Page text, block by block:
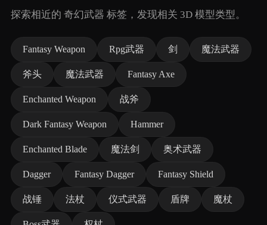
探索相近的 奇幻武器 标签，发现相关 3D 模型类型。
Fantasy Weapon Rpg武器 剑 魔法武器
斧头 魔法武器 Fantasy Axe
Enchanted Weapon 战斧
Dark Fantasy Weapon Hammer
Enchanted Blade 魔法剑 奥术武器
Dagger Fantasy Dagger Fantasy Shield
战锤 法杖 仪式武器 盾牌 魔杖